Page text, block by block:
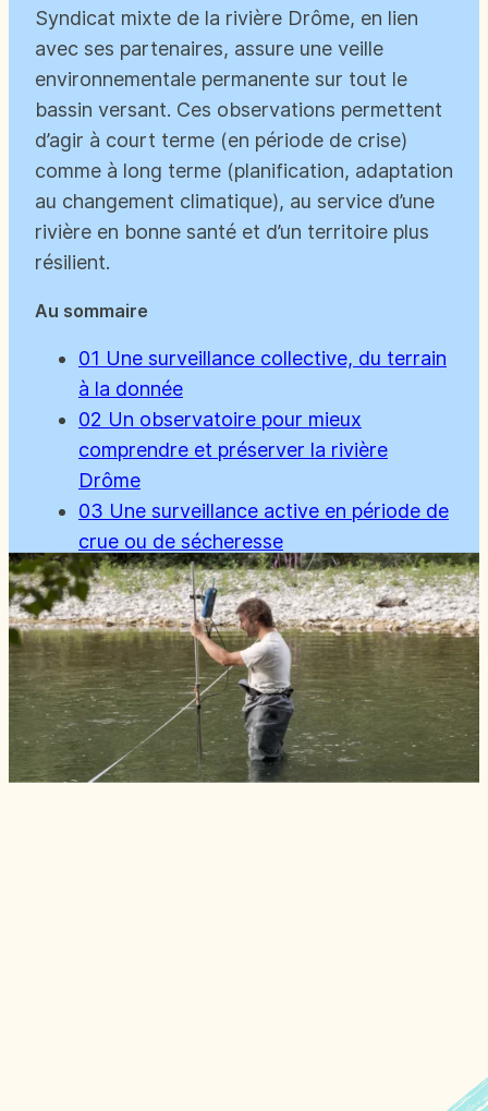
Syndicat mixte de la rivière Drôme, en lien
avec ses partenaires, assure une veille
environnementale permanente sur tout le
bassin versant. Ces observations permettent
d’agir à court terme (en période de crise)
comme à long terme (planification, adaptation
au changement climatique), au service d’une
rivière en bonne santé et d’un territoire plus
résilient.
Au sommaire
01 Une surveillance collective, du terrain
à la donnée
02 Un observatoire pour mieux
comprendre et préserver la rivière
Drôme
03 Une surveillance active en période de
crue ou de sécheresse
04 Des données partagées pour mieux
décider
Ressources
Observatoire - Suivis quantitatifs du
bassin de la Drôme (2023)